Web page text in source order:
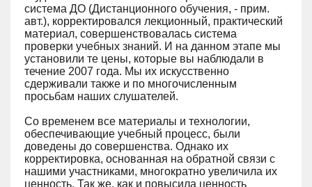
система ДО (Дистанционного обучения, - прим.
авт.), корректировался лекционный, практический
материал, совершенствовалась система
проверки учебных знаний. И на данном этапе мы
установили те цены, которые вы наблюдали в
течение 2007 года. Мы их искусственно
сдерживали также и по многочисленным
просьбам наших слушателей.
Со временем все материалы и технологии,
обеспечивающие учебный процесс, были
доведены до совершенства. Однако их
корректировка, основанная на обратной связи с
нашими участниками, многократно увеличила их
ценность. Так же, как и повысила ценность